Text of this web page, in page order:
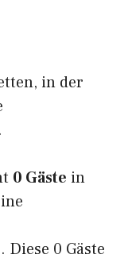
in der
0 Gäste in
0 Gäste